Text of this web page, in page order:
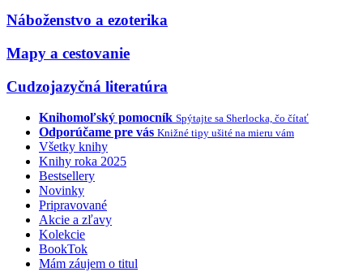
Náboženstvo a ezoterika
Mapy a cestovanie
Cudzojazyčná literatúra
Knihomoľský pomocník Spýtajte sa Sherlocka, čo čítať
Odporúčame pre vás Knižné tipy ušité na mieru vám
Všetky knihy
Knihy roka 2025
Bestsellery
Novinky
Pripravované
Akcie a zľavy
Kolekcie
BookTok
Mám záujem o titul